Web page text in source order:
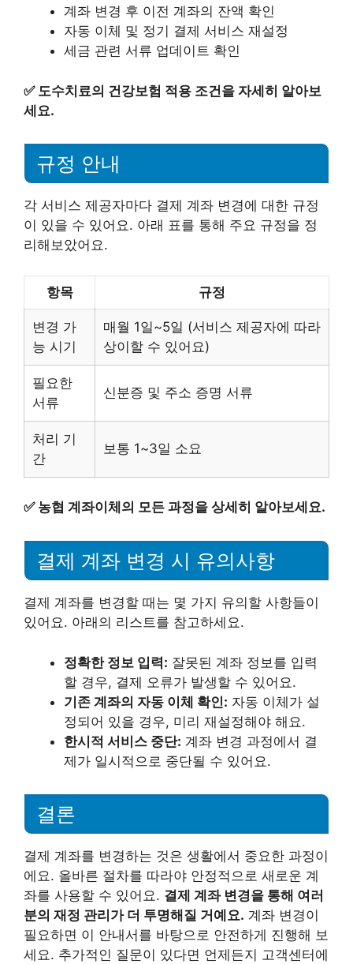
계좌 변경 후 이전 계좌의 잔액 확인
자동 이체 및 정기 결제 서비스 재설정
세금 관련 서류 업데이트 확인
✅ 도수치료의 건강보험 적용 조건을 자세히 알아보
세요.
규정 안내
각 서비스 제공자마다 결제 계좌 변경에 대한 규정
이 있을 수 있어요. 아래 표를 통해 주요 규정을 정
리해보았어요.
항목 규정
변경 가
능 시기
매월 1일~5일 (서비스 제공자에 따라
상이할 수 있어요)
필요한
서류
신분증 및 주소 증명 서류
처리 기
간
보통 1~3일 소요
✅ 농협 계좌이체의 모든 과정을 상세히 알아보세요.
결제 계좌 변경 시 유의사항
결제 계좌를 변경할 때는 몇 가지 유의할 사항들이
있어요. 아래의 리스트를 참고하세요.
정확한 정보 입력: 잘못된 계좌 정보를 입력
할 경우, 결제 오류가 발생할 수 있어요.
기존 계좌의 자동 이체 확인: 자동 이체가 설
정되어 있을 경우, 미리 재설정해야 해요.
한시적 서비스 중단: 계좌 변경 과정에서 결
제가 일시적으로 중단될 수 있어요.
결론
결제 계좌를 변경하는 것은 생활에서 중요한 과정이
에요. 올바른 절차를 따라야 안정적으로 새로운 계
좌를 사용할 수 있어요. 결제 계좌 변경을 통해 여러
분의 재정 관리가 더 투명해질 거예요. 계좌 변경이
필요하면 이 안내서를 바탕으로 안전하게 진행해 보
세요. 추가적인 질문이 있다면 언제든지 고객센터에